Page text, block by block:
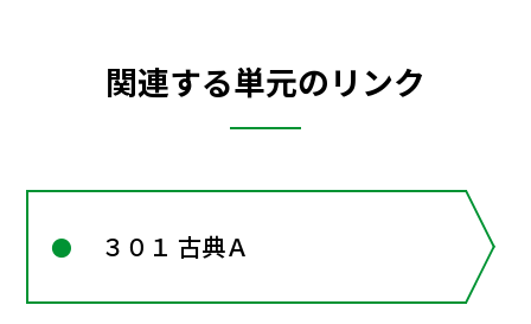
関連する単元のリンク
３０１ 古典Ａ